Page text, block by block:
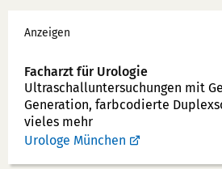
n
n
u
m
Werbung
Anzeigen
Facharzt für Urologie
Ultraschallunter­suchungen mit
Generation, farbcodierte
vieles mehr
Urologe München